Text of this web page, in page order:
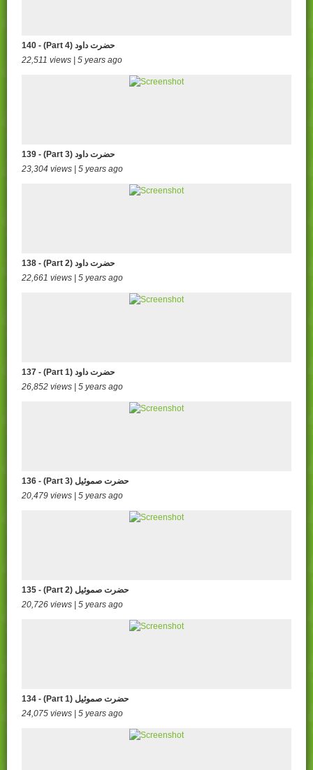
140 - (Part 4) حضرت داود
22,511 views | 5 years ago
139 - (Part 3) حضرت داود
23,304 views | 5 years ago
138 - (Part 2) حضرت داود
22,661 views | 5 years ago
137 - (Part 1) حضرت داود
26,852 views | 5 years ago
136 - (Part 3) حضرت صموئيل
20,479 views | 5 years ago
135 - (Part 2) حضرت صموئيل
20,726 views | 5 years ago
134 - (Part 1) حضرت صموئيل
24,075 views | 5 years ago